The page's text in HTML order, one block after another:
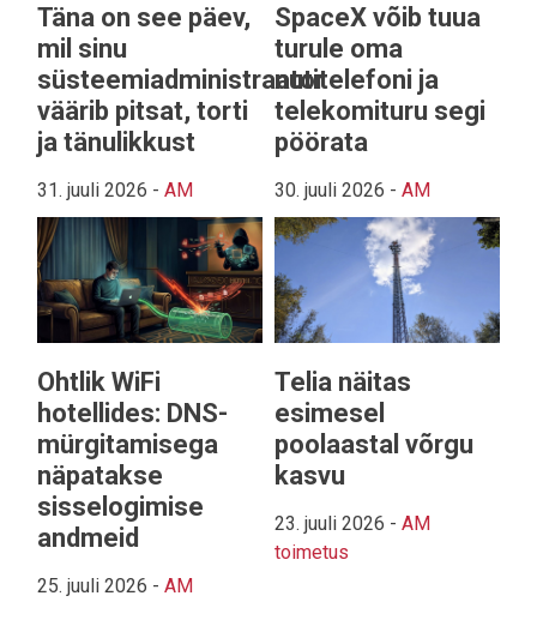
Täna on see päev,
mil sinu
süsteemiadministraator
väärib pitsat, torti
ja tänulikkust
31. juuli 2026 - AM
SpaceX võib tuua
turule oma
nutitelefoni ja
telekomituru segi
pöörata
30. juuli 2026 - AM
Ohtlik WiFi
hotellides: DNS-
mürgitamisega
näpatakse
sisselogimise
andmeid
25. juuli 2026 - AM
Telia näitas
esimesel
poolaastal võrgu
kasvu
23. juuli 2026 - AM
toimetus